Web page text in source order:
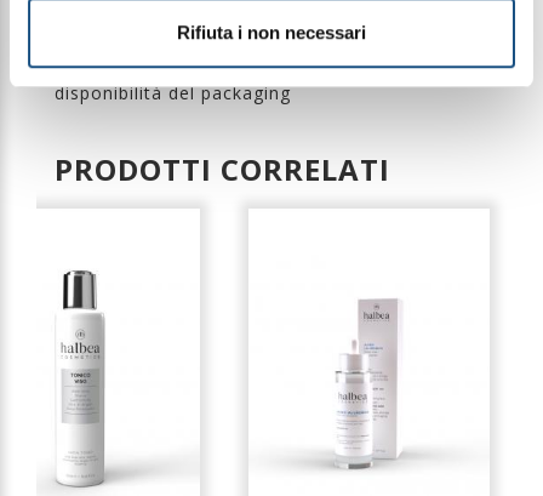
Rifiuta i non necessari
Le immagini dei prodotti sono puramente
indicative e possono variare a seconda della
disponibilità del packaging
PRODOTTI CORRELATI